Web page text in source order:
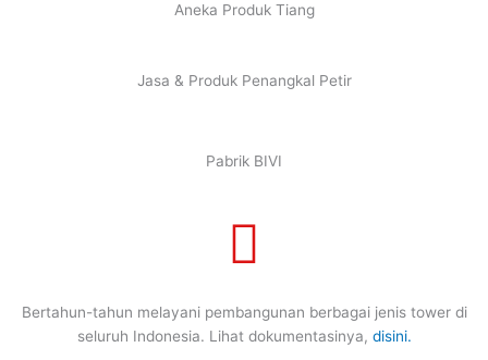
Aneka Produk Tiang
Jasa & Produk Penangkal Petir
Pabrik BIVI
Bertahun-tahun melayani pembangunan berbagai jenis tower di
seluruh Indonesia. Lihat dokumentasinya, disini.